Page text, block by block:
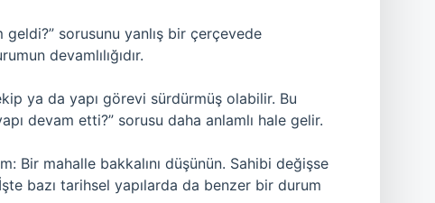
geldi?” sorusunu yanlış bir çerçevede
devamlılığıdır.
ya da yapı görevi sürdürmüş olabilir. Bu
devam etti?” sorusu daha anlamlı hale gelir.
Bir mahalle bakkalını düşünün. Sahibi değişse
bazı tarihsel yapılarda da benzer bir durum